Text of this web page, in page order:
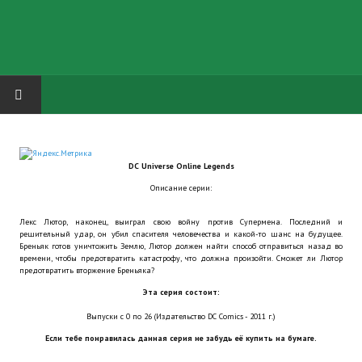
Русская биржа
Теневой кардинал для Обливиона
Aliens vs Predator 2 (Русские субтитры)
Dungeon Siege 2 Legendary Mod (Русские субтитры)
DC Universe Online Legends
Описание серии:
Лекс Лютор, наконец, выиграл свою войну против Супермена. Последний и
решительный удар, он убил спасителя человечества и какой-то шанс на будущее.
Бреньяк готов уничтожить Землю, Лютор должен найти способ отправиться назад во
времени, чтобы предотвратить катастрофу, что должна произойти. Сможет ли Лютор
предотвратить вторжение Бреньяка?
Эта серия состоит:
Выпуски с 0 по 26 (Издательство DC Comics - 2011 г.)
Если тебе понравилась данная серия не забудь её купить на бумаге.